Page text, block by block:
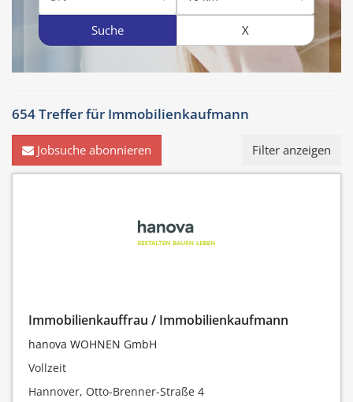
Suche X
654 Treffer für Immobilienkaufmann
Filter anzeigen
Jobsuche abonnieren
Immobilienkauffrau / Immobilienkaufmann
hanova WOHNEN GmbH
Vollzeit
Hannover, Otto-Brenner-Straße 4